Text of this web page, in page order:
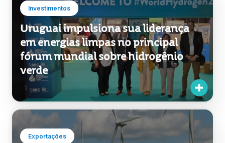
Investimentos
Uruguai impulsiona sua liderança
em energias limpas no principal
fórum mundial sobre hidrogênio
verde
Exportações